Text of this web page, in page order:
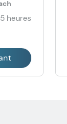
de
heures